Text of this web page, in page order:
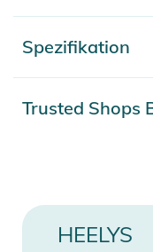
- ABEC 5 Radlager
- Niedrigprofil-Räder
finden Sie direkt am
Spezifikation
Trusted Shops
HEELYS